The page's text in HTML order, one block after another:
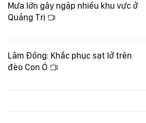
Mưa lớn gây ngập nhiều khu vực ở
Quảng Trị
Lâm Đồng: Khắc phục sạt lở trên
đèo Con Ó